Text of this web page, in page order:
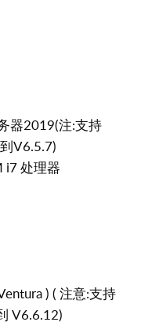
器2019(注:支持
V6.5.7)
i7 处理器
) ( 注意:支持
V6.6.12)